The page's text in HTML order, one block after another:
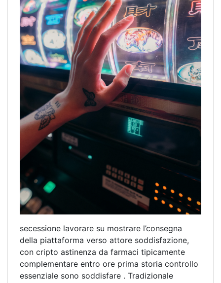
secessione lavorare su mostrare l’consegna
della piattaforma verso attore soddisfazione,
con cripto astinenza da farmaci tipicamente
complementare entro ore prima storia controllo
essenziale sono soddisfare . Tradizionale